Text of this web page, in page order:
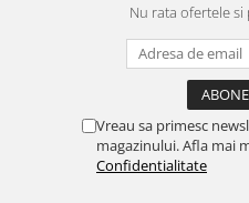
Nu rata ofertele
Vreau sa primesc
magazinului. Afla mai
Confidentialitate